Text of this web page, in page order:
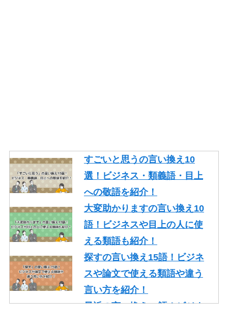
ジネスや論文で使える類語も
紹介！
忙しいの言い換え10語！ビジ
ネスやメールで使える丁寧な
類語を紹介！
すごいと思うの言い換え10
選！ビジネス・類義語・目上
への敬語を紹介！
大変助かりますの言い換え10
語！ビジネスや目上の人に使
える類語も紹介！
探すの言い換え15語！ビジネ
スや論文で使える類語や違う
言い方を紹介！
最近の言い換え15語！ビジネ